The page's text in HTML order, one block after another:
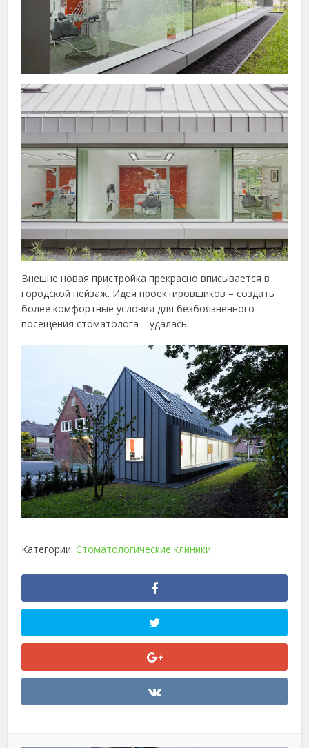
Внешне новая пристройка прекрасно вписывается в
городской пейзаж. Идея проектировщиков – создать
более комфортные условия для безбоязненного
посещения стоматолога – удалась.
Категории:Стоматологические клиники